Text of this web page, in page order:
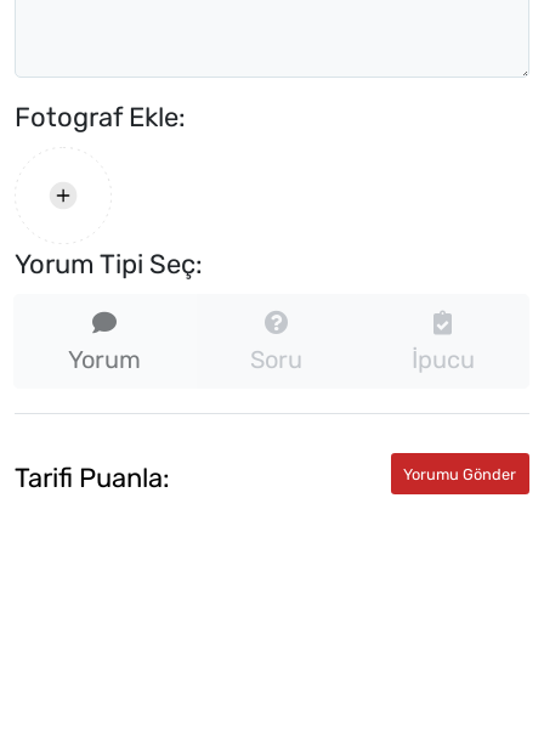
Fotograf Ekle:
Yorum Tipi Seç:
Yorum Soru İpucu
Tarifi Puanla: